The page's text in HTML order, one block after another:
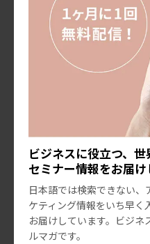
ビジネスに役立つ、
セミナー情報をお届け
日本語では検索できない
ケティング情報をいち早く
お届けしています。ビジネ
ルマガです。
日米３拠点
から支援してきました。
また北米から日本を訪れ
ホテル、
ECショップ
ブランド戦略構築をはじ
作、広告制作、
ソーシャルメディア運用
ワンストップで
サポートしています。